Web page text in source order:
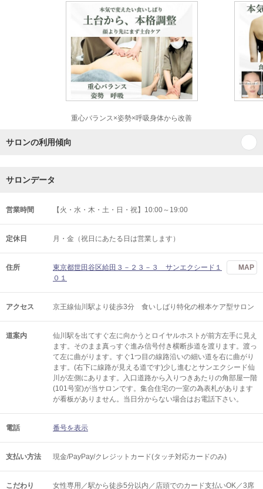
重心バランス×姿勢×呼吸身体から改善
サロンの利用傾向
サロンデータ
営業時間 【火・水・木・土・日・祝】10:00～19:00
定休日 月・金（祝日にあたる日は営業します）
住所
東京都世田谷区給田３－２３－３ サンエクシード１
０１
MAP
アクセス 京王線仙川駅より徒歩3分 食いしばり特化の根本ケア型サロン
道案内
仙川駅を出てすぐ左に向かうとロイヤルホストが前方左手に見え
ます。そのまま真っすぐ進み信号付き横断歩道を渡ります。渡っ
て左に曲がります。すぐ1つ目の線路沿いの細い道を右に曲がり
ます。(右下に線路が見える道です)少し進むとサンエクシード仙
川が左側にあります。入口道路から入りつきあたりの角部屋一階
(101号室)が当サロンです。集合住宅の一室の為表札があります
が看板がありません。当日分からない場合はお電話下さい。
電話 番号を表示
支払い方法 現金/PayPay/クレジットカード(タッチ対応カードのみ)
こだわり 女性専用／駅から徒歩5分以内／店頭でのカード支払いOK／3席